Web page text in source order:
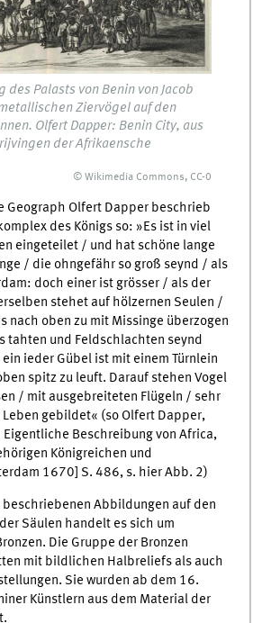
des Palasts von Benin von Jacob
Ziervögel auf den
Olfert Dapper: Benin City, aus
der Afrikaensche
© Wikimedia Commons, CC-0
Geograph Olfert Dapper beschrieb
des Königs so: »Es ist in viel
eingeteilet / und hat schöne lange
/ die ohngefähr so groß seynd / als
doch einer ist grösser / als der
stehet auf hölzernen Seulen /
nach oben zu mit Missinge überzogen
tahten und Feldschlachten seynd
ieder Gübel ist mit einem Türnlein
spitz zu leuft. Darauf stehen Vogel
/ mit ausgebreiteten Flügeln / sehr
gebildet« (so Olfert Dapper,
Beschreibung von Africa,
Königreichen und
1670] S. 486, s. hier Abb. 2)
beschriebenen Abbildungen auf den
Säulen handelt es sich um
Die Gruppe der Bronzen
mit bildlichen Halbreliefs als auch
Sie wurden ab dem 16.
Künstlern aus dem Material der